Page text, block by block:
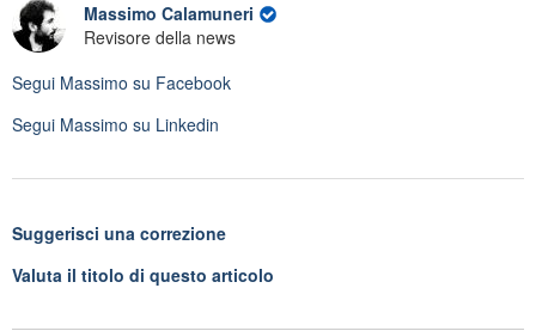
Massimo Calamuneri
Revisore della news
Segui Massimo su Facebook
Segui Massimo su Linkedin
Suggerisci una correzione
Valuta il titolo di questo articolo